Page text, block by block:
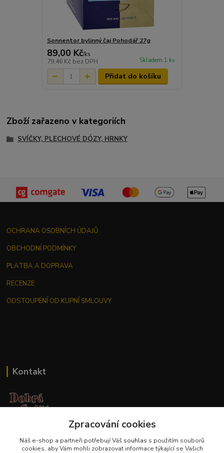
Sonnentor bylinný čaj Pohodář 27g
89,00 Kč/ks
79,46 Kč bez DPH Skladem 1 ks
Přidat do košíku
Zboží zařazeno v kategoriích
SVÍČKY, PLECHOVÉ DÓZY, HRNKY
OCHRANA OSOBNÍCH ÚDAJŮ
OBCHODNÍ PODMÍNKY
PLATBA A DOPRAVA
RECENZE
ODSTOUPENÍ OD KUPNÍ SMLOUVY
Kontakt
+420 737 551 994
Zpracování cookies
Náš e-shop a partneři potřebují Váš souhlas s použitím souborů
cookies, aby Vám mohli zobrazovat informace týkající se Vašich